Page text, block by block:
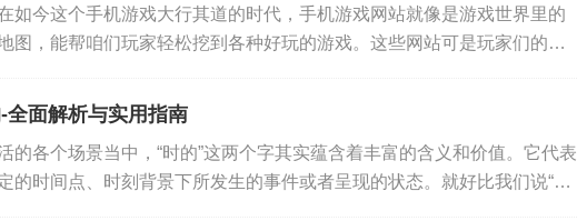
如今这个手机游戏大行其道的时代，手机游戏网站就像是游戏世界里的
图，能帮咱们玩家轻松挖到各种好玩的游戏。这些网站可是玩家们的好
全面解析与实用指南
的各个场景当中，“时的”这两个字其实蕴含着丰富的含义和价值。它代表
的时间点、时刻背景下所发生的事件或者呈现的状态。就好比我们说“花